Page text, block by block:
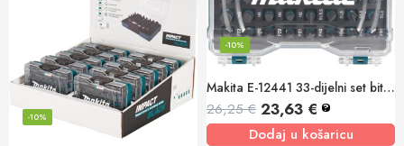
Makita E-12441 33-dijelni set bitova impact BLACK
-10%
26,25€ 23,63 € ?
Dodaj u košaricu
-10%